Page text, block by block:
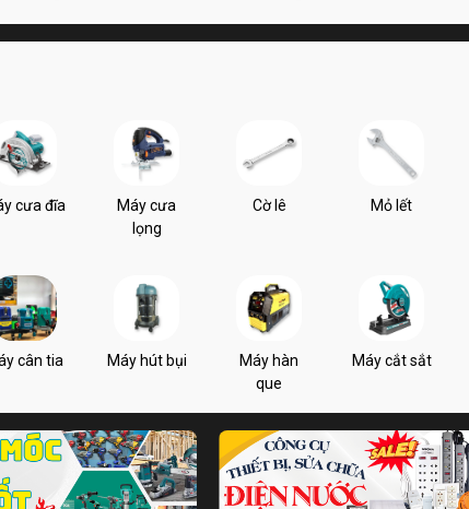
cưa đĩa
Máy cưa
lọng
Cờ lê Mỏ lết
cân tia Máy hút bụi
Máy hàn
que
Máy cắt sắt